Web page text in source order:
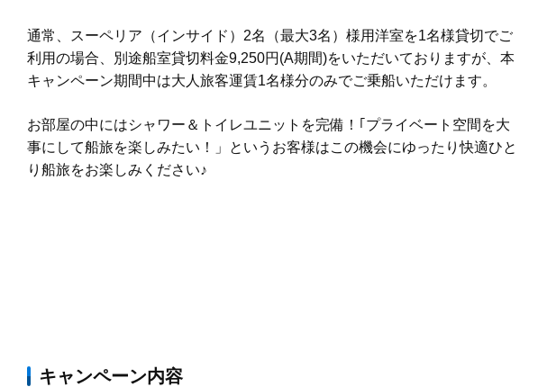
通常、スーペリア（インサイド ）2名（最大3名）様用洋室を1名様貸切でご
利用の場合、別途船室貸切料金9,250円(A期間)をいただいておりますが、本
キャンペーン期間中は大人旅客運賃1名様分のみでご乗船いただけます。
お部屋の中にはシャワー＆トイレユニットを完備！｢プライベート空間を大
事にして船旅を楽しみたい！」というお客様はこの機会にゆったり快適ひと
り船旅をお楽しみください♪
キャンペーン内容